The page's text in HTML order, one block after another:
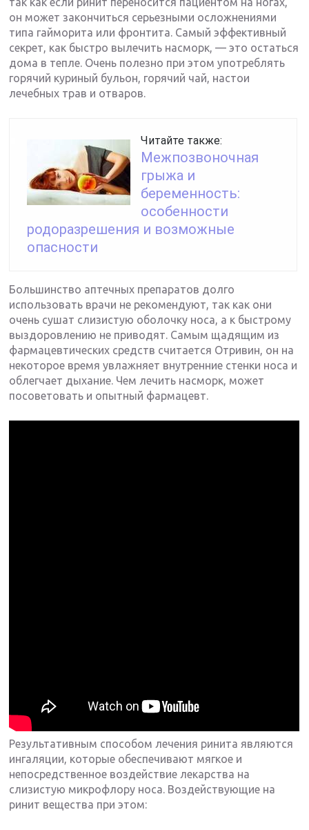
он может закончиться серьезными осложнениями
типа гайморита или фронтита. Самый эффективный
секрет, как быстро вылечить насморк, — это остаться
дома в тепле. Очень полезно при этом употреблять
горячий куриный бульон, горячий чай, настои
лечебных трав и отваров.
Читайте также:
Межпозвоночная
грыжа и
беременность:
особенности
родоразрешения и возможные
опасности
Большинство аптечных препаратов долго
использовать врачи не рекомендуют, так как они
очень сушат слизистую оболочку носа, а к быстрому
выздоровлению не приводят. Самым щадящим из
фармацевтических средств считается Отривин, он на
некоторое время увлажняет внутренние стенки носа и
облегчает дыхание. Чем лечить насморк, может
посоветовать и опытный фармацевт.
Результативным способом лечения ринита являются
ингаляции, которые обеспечивают мягкое и
непосредственное воздействие лекарства на
слизистую микрофлору носа. Воздействующие на
ринит вещества при этом: